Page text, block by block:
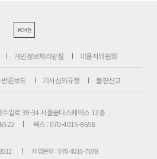
PC버전
개인정보처리방침 이용자위원회
반론보도 기사심의규정 불편신고
수일로 39-34 서울숲더스페이스 12층
팩스 : 070-4015-8658
사업본부 : 070-4010-7078